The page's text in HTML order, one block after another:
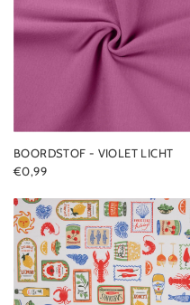
BOORDSTOF - VIOLET LICHT
€0,99